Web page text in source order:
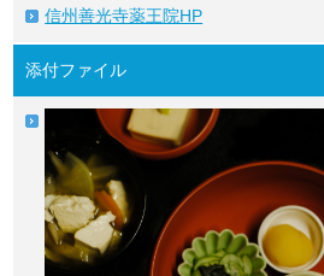
信州善光寺薬王院HP
添付ファイル